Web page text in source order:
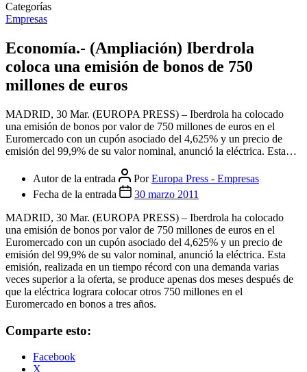
Categorías
Empresas
Economía.- (Ampliación) Iberdrola
coloca una emisión de bonos de 750
millones de euros
MADRID, 30 Mar. (EUROPA PRESS) – Iberdrola ha colocado
una emisión de bonos por valor de 750 millones de euros en el
Euromercado con un cupón asociado del 4,625% y un precio de
emisión del 99,9% de su valor nominal, anunció la eléctrica. Esta…
Autor de la entrada PorEuropa Press - Empresas
Fecha de la entrada
30 marzo 2011
MADRID, 30 Mar. (EUROPA PRESS) – Iberdrola ha colocado
una emisión de bonos por valor de 750 millones de euros en el
Euromercado con un cupón asociado del 4,625% y un precio de
emisión del 99,9% de su valor nominal, anunció la eléctrica. Esta
emisión, realizada en un tiempo récord con una demanda varias
veces superior a la oferta, se produce apenas dos meses después de
que la eléctrica lograra colocar otros 750 millones en el
Euromercado en bonos a tres años.
Comparte esto:
Facebook
X